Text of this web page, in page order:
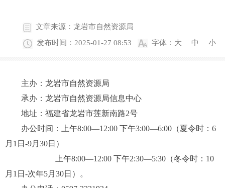
文章来源：龙岩市自然资源局
发布时间：2025-01-27 08:53
字体： 大 中 小
主办：龙岩市自然资源局
承办：龙岩市自然资源局信息中心
地址：福建省龙岩市莲新南路2号
办公时间：上午8:00—12:00 下午3:00—6:00（夏令时：6
月1日-9月30日）
上午8:00—12:00 下午2:30—5:30（冬令时：10
月1日-次年5月30日）。